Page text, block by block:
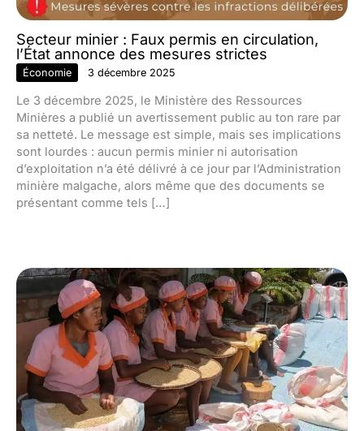
Secteur minier : Faux permis en circulation,
l’État annonce des mesures strictes
Économie 3 décembre 2025
Le 3 décembre 2025, le Ministère des Ressources
Minières a publié un avertissement public au ton rare par
sa netteté. Le message est simple, mais ses implications
sont lourdes : aucun permis minier ni autorisation
d’exploitation n’a été délivré à ce jour par l’Administration
minière malgache, alors même que des documents se
présentant comme tels […]